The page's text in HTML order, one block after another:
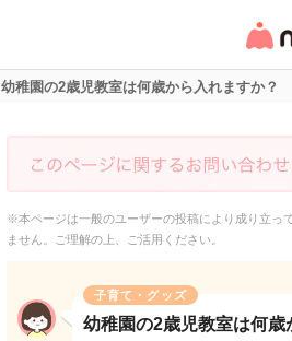
リ・
幼稚園の2歳児教室は何歳から入れますか？
※本ページは一般のユーザーの投稿により成り立っ
ません。ご理解の上、ご活用ください。
子育て・グッズ
幼稚園の2歳児教室は何歳